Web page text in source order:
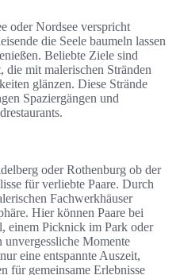
oder Nordsee verspricht
die Seele baumeln lassen
Beliebte Ziele sind
die mit malerischen Stränden
glänzen. Diese Strände
Spaziergängen und
oder Rothenburg ob der
für verliebte Paare. Durch
Fachwerkhäuser
Hier können Paare bei
einem Picknick im Park oder
unvergessliche Momente
eine entspannte Auszeit,
für gemeinsame Erlebnisse